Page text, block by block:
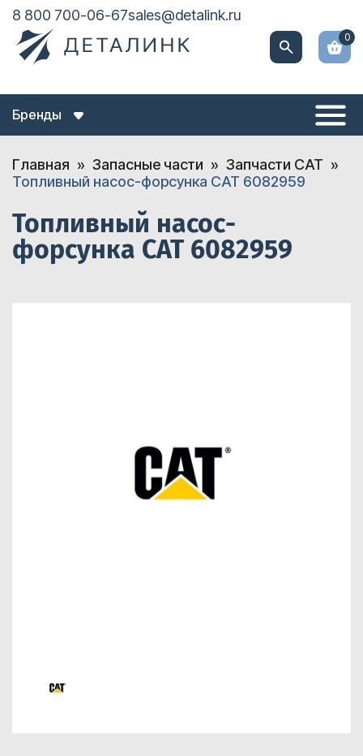
8 800 700-06-67sales@detalink.ru
0
Бренды
Главная Запасные части
Запчасти CAT
Топливный насос-форсунка CAT 6082959
Топливный насос-
форсунка CAT 6082959